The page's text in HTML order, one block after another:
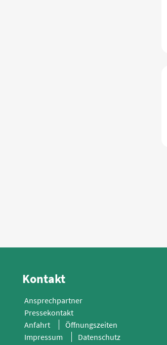
Kontakt
Ansprechpartner
Pressekontakt
Anfahrt
Öffnungszeiten
Impressum
Datenschutz